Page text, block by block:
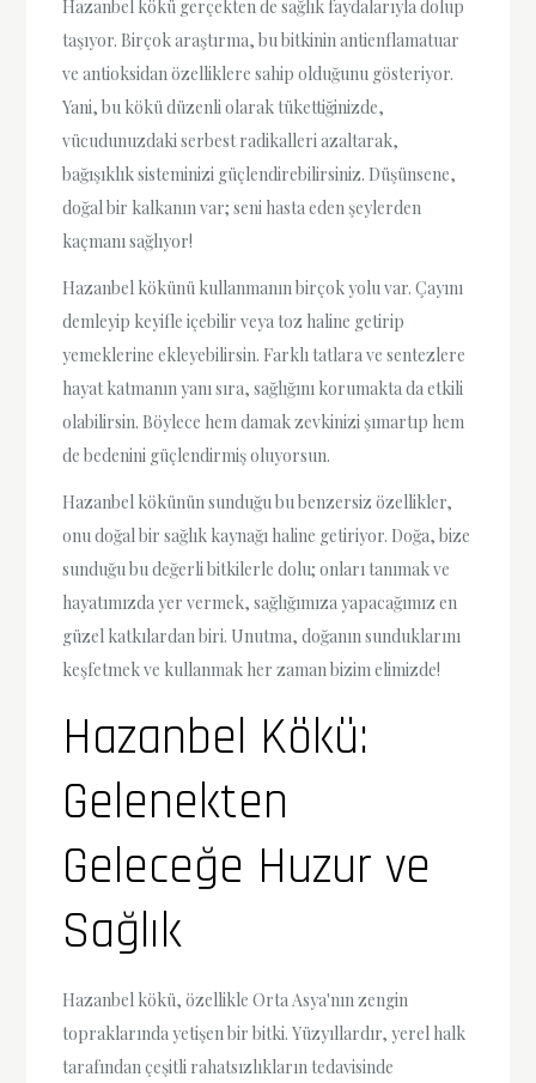
Hazanbel kökü gerçekten de sağlık faydalarıyla dolup
taşıyor. Birçok araştırma, bu bitkinin antienflamatuar
ve antioksidan özelliklere sahip olduğunu gösteriyor.
Yani, bu kökü düzenli olarak tükettiğinizde,
vücudunuzdaki serbest radikalleri azaltarak,
bağışıklık sisteminizi güçlendirebilirsiniz. Düşünsene,
doğal bir kalkanın var; seni hasta eden şeylerden
kaçmanı sağlıyor!
Hazanbel kökünü kullanmanın birçok yolu var. Çayını
demleyip keyifle içebilir veya toz haline getirip
yemeklerine ekleyebilirsin. Farklı tatlara ve sentezlere
hayat katmanın yanı sıra, sağlığını korumakta da etkili
olabilirsin. Böylece hem damak zevkinizi şımartıp hem
de bedenini güçlendirmiş oluyorsun.
Hazanbel kökünün sunduğu bu benzersiz özellikler,
onu doğal bir sağlık kaynağı haline getiriyor. Doğa, bize
sunduğu bu değerli bitkilerle dolu; onları tanımak ve
hayatımızda yer vermek, sağlığımıza yapacağımız en
güzel katkılardan biri. Unutma, doğanın sunduklarını
keşfetmek ve kullanmak her zaman bizim elimizde!
Hazanbel Kökü:
Gelenekten
Geleceğe Huzur ve
Sağlık
Hazanbel kökü, özellikle Orta Asya'nın zengin
topraklarında yetişen bir bitki. Yüzyıllardır, yerel halk
tarafından çeşitli rahatsızlıkların tedavisinde